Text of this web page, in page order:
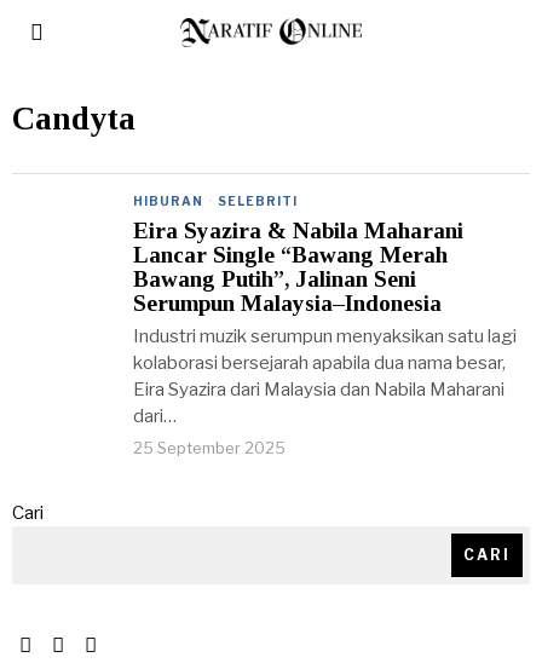
Candyta
HIBURAN · SELEBRITI
Eira Syazira & Nabila Maharani
Lancar Single “Bawang Merah
Bawang Putih”, Jalinan Seni
Serumpun Malaysia–Indonesia
Industri muzik serumpun menyaksikan satu lagi
kolaborasi bersejarah apabila dua nama besar,
Eira Syazira dari Malaysia dan Nabila Maharani
dari…
25 September 2025
Cari
CARI